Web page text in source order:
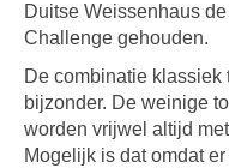
Duitse Weissenhaus
Challenge gehouden.
De combinatie
bijzonder. De weinige
worden vrijwel altijd
Mogelijk is dat omdat